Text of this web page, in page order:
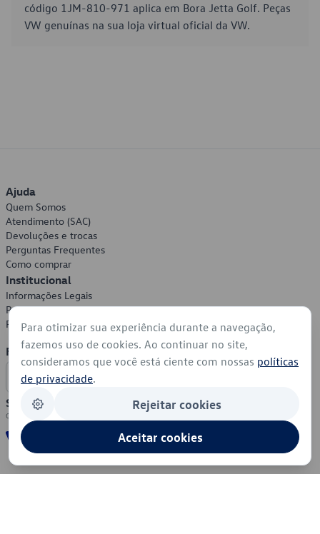
código 1JM-810-971 aplica em Bora Jetta Golf. Peças
VW genuínas na sua loja virtual oficial da VW.
Ajuda
Quem Somos
Atendimento (SAC)
Devoluções e trocas
Perguntas Frequentes
Como comprar
Institucional
Informações Legais
Política de Privacidade
Política de Cookies
Formas de Pagamento
Segurança
Para otimizar sua experiência durante a navegação,
fazemos uso de cookies. Ao continuar no site,
consideramos que você está ciente com nossas políticas
de privacidade.
Rejeitar cookies
Aceitar cookies